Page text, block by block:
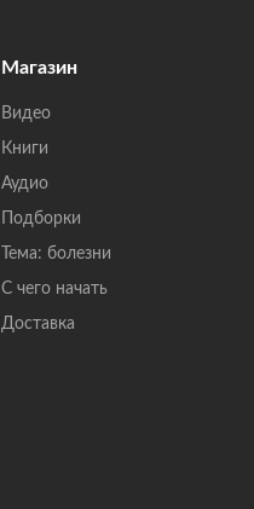
Магазин
Видео
Книги
Аудио
Подборки
Тема: болезни
С чего начать
Доставка